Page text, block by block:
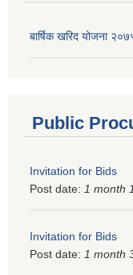
बार्षिक खरिद योजना
Public
Invitation for Bids
Post date: 1 month
Invitation for Bids
Post date: 1 month